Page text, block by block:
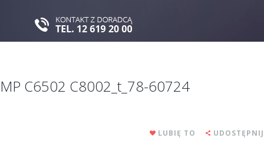
MP C6502 C8002_t_78-60724
LUBIĘ TO UDOSTĘPNIJ